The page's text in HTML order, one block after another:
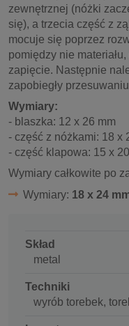
zewnętrznej (nóżki
się), a trzecia część z
mocuje się poprzez
pomiędzy nie
zapięcie. Następnie
zapobiegły
Wymiary:
- blaszka: 12 x 26 mm
- część z nóżkami: 18 x
- część klapowa: 15 x
Wymiary całkowite po
Wymiary: 18 x 24
Skład
metal
Techniki
wyrób torebek,